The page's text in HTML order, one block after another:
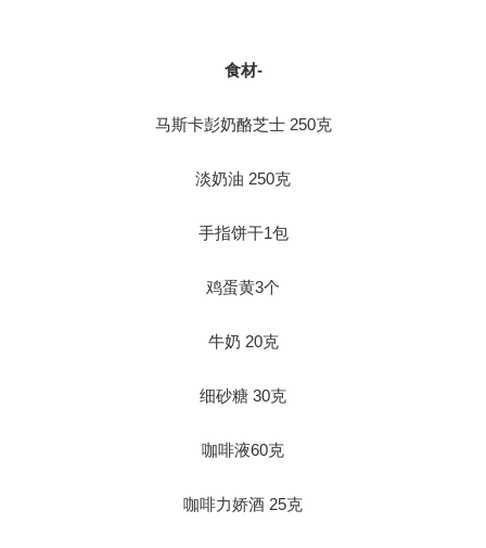
食材-
马斯卡彭奶酪芝士 250克
淡奶油 250克
手指饼干1包
鸡蛋黄3个
牛奶 20克
细砂糖 30克
咖啡液60克
咖啡力娇酒 25克